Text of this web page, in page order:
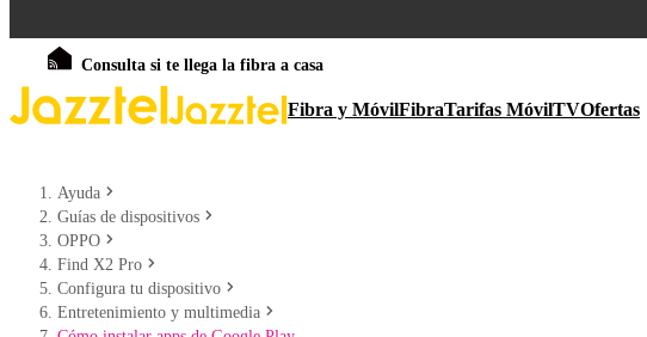
Consulta si te llega la fibra a casa
Fibra y MóvilFibraTarifas MóvilTVOfertas
Ayuda
Guías de dispositivos
OPPO
Find X2 Pro
Configura tu dispositivo
Entretenimiento y multimedia